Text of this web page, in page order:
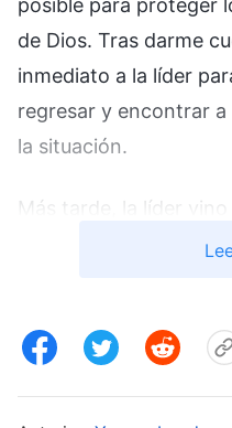
de Dios. Tras darme
inmediato a la líder
regresar y encontrar
la situación.
Más tarde, la líder vino
detalle sobre qué
directamente con los